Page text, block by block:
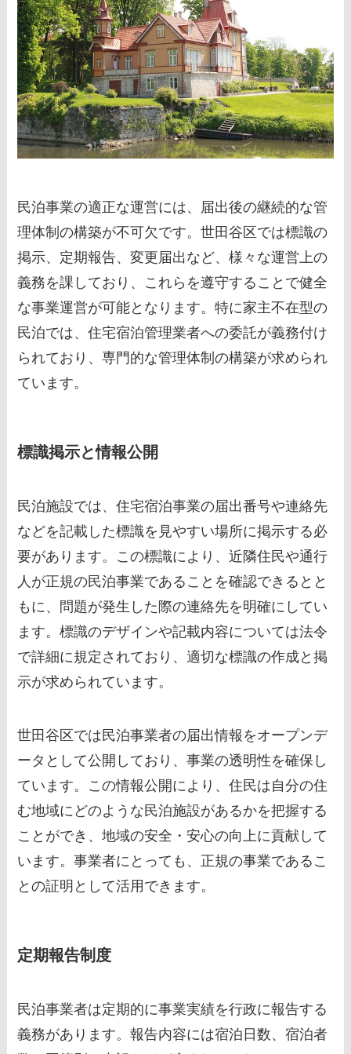
民泊事業の適正な運営には、届出後の継続的な管
理体制の構築が不可欠です。世田谷区では標識の
掲示、定期報告、変更届出など、様々な運営上の
義務を課しており、これらを遵守することで健全
な事業運営が可能となります。特に家主不在型の
民泊では、住宅宿泊管理業者への委託が義務付け
られており、専門的な管理体制の構築が求められ
ています。
標識掲示と情報公開
民泊施設では、住宅宿泊事業の届出番号や連絡先
などを記載した標識を見やすい場所に掲示する必
要があります。この標識により、近隣住民や通行
人が正規の民泊事業であることを確認できるとと
もに、問題が発生した際の連絡先を明確にしてい
ます。標識のデザインや記載内容については法令
で詳細に規定されており、適切な標識の作成と掲
示が求められています。
世田谷区では民泊事業者の届出情報をオープンデ
ータとして公開しており、事業の透明性を確保し
ています。この情報公開により、住民は自分の住
む地域にどのような民泊施設があるかを把握する
ことができ、地域の安全・安心の向上に貢献して
います。事業者にとっても、正規の事業であるこ
との証明として活用できます。
定期報告制度
民泊事業者は定期的に事業実績を行政に報告する
義務があります。報告内容には宿泊日数、宿泊者